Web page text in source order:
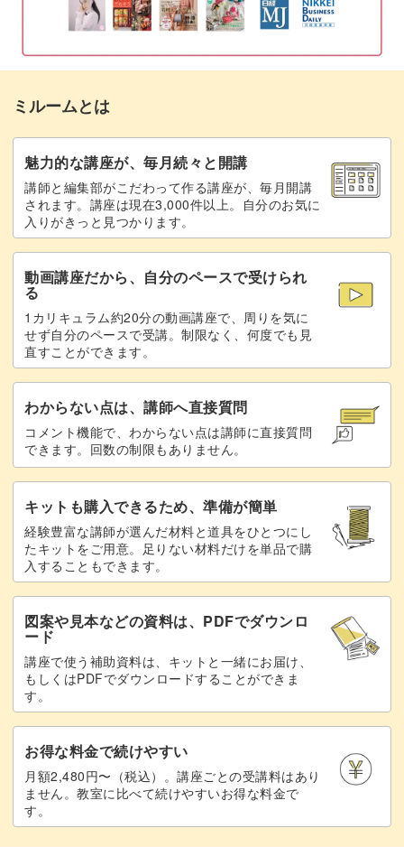
部分の作り方は必見◎
特別な金具は使わず、ここにもソウタシエコードを活かし
て作っていきますよ♪
短時間の手仕事でリフレッシュ
今回作るパールのプチネックレスは、比較的少ない時間で
完成できるのも嬉しいところ。
材料もシンプルなので、たくさんのものを揃える必要はあ
りません◎
忙しい日々の中でも気軽にはじめることができ、集中する
ことでリフレッシュにもなります。
できあがったアクセサリーに、日常では味わえないような
達成感と喜びを感じていただけることまちがいなし！
ソウタシエという新しい手芸に触れ、自分だけの美しいア
クセサリーを作ってみませんか？
みなさまのご参加をお待ちしています！
ミルームとは
魅力的な講座が、毎月続々と開講
講師と編集部がこだわって作る講座が、毎月開講
されます。講座は現在3,000件以上。自分のお気に
入りがきっと見つかります。
動画講座だから、自分のペースで受けられ
る
1カリキュラム約20分の動画講座で、周りを気に
せず自分のペースで受講。制限なく、何度でも見
直すことができます。
わからない点は、講師へ直接質問
コメント機能で、わからない点は講師に直接質問
できます。回数の制限もありません。
キットも購入できるため、準備が簡単
経験豊富な講師が選んだ材料と道具をひとつにし
たキットをご用意。足りない材料だけを単品で購
入することもできます。
図案や見本などの資料は、PDFでダウンロ
ード
講座で使う補助資料は、キットと一緒にお届け、
もしくはPDFでダウンロードすることができま
す。
お得な料金で続けやすい
月額2,480円〜（税込）。講座ごとの受講料はあり
ません。教室に比べて続けやすいお得な料金で
す。